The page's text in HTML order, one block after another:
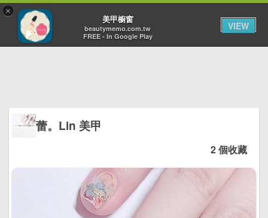
蕾。Lin 美甲
2 個收藏
×
美甲櫥窗
beautymemo.com.tw
FREE - In Google Play
VIEW